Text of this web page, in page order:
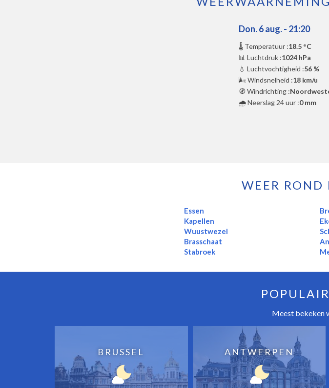
Don. 6 aug. - 21:20
🌡️ Temperatuur :18.5 °C
📊 Luchtdruk :1024 hPa
💧 Luchtvochtigheid :56 %
🌬️ Windsnelheid :18 km/u
🧭 Windrichting :
🌧️ Neerslag 24 uur :0 mm
WEER
Essen
Kapellen
Wuustwezel
Brasschaat
Stabroek
Meest bekeken
BRUSSEL ANTWERPEN